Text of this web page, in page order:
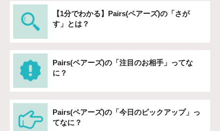
【1分でわかる】Pairs(ペアーズ)の「さが
す」とは？
Pairs(ペアーズ)の「注目のお相手」ってな
に？
Pairs(ペアーズ)の「今日のピックアップ」っ
てなに？